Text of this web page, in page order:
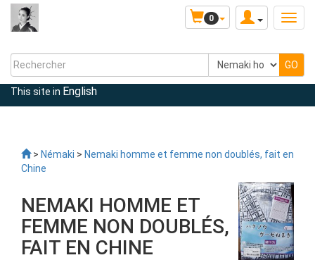
0
This site in English
> Némaki > Nemaki homme et femme non doublés, fait en
Chine
NEMAKI HOMME ET
FEMME NON DOUBLÉS,
FAIT EN CHINE